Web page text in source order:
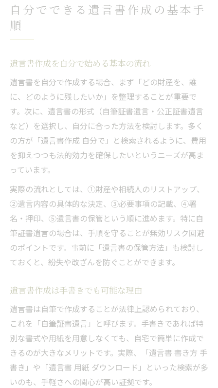
遺言書の簡単な書き方と基本構成
遺言書用紙の選び方とダウンロード方法
全財産記載時の遺言書の例文と実践法
無効リスクを避ける自筆遺言書のコツ
遺言書作成で無効を防ぐための基本対策
遺言書作成時の署名・日付・押印の必須条
件
遺言書作成で避けたい典型的なミス事例
法務局を活用した遺言書保管の安心策
遺言書の保管方法に法務局を選ぶ理由
法務局で遺言書を保管する手続きの流れ
遺言書作成後の紛失・改ざんリスクの回避
自筆遺言書の保管場所と選択肢の比較
遺言書を安全に残すための保管ポイント
全財産を明確に分ける遺言書作成の実践例
遺言書で全財産を分配する書き方の実例
家族間トラブルを防ぐ遺言書作成の工夫
自筆で財産目録を添付した遺言書の実践法
自分でできる遺言書作成の基本手
順
遺言書作成を自分で始める基本の流れ
遺言書を自分で作成する場合、まず「どの財産を、誰
に、どのように残したいか」を整理することが重要で
す。次に、遺言書の形式（自筆証書遺言・公正証書遺言
など）を選択し、自分に合った方法を検討します。多く
の方が「遺言書作成 自分で」と検索されるように、費用
を抑えつつも法的効力を確保したいというニーズが高ま
っています。
実際の流れとしては、①財産や相続人のリストアップ、
②遺言内容の具体的な決定、③必要事項の記載、④署
名・押印、⑤遺言書の保管という順に進めます。特に自
筆証書遺言の場合は、手順を守ることが無効リスク回避
のポイントです。事前に「遺言書の保管方法」も検討し
ておくと、紛失や改ざんを防ぐことができます。
遺言書作成は手書きでも可能な理由
遺言書は自筆で作成することが法律上認められており、
これを「自筆証書遺言」と呼びます。手書きであれば特
別な書式や用紙を用意しなくても、自宅で簡単に作成で
きるのが大きなメリットです。実際、「遺言書 書き方 手
書き」や「遺言書 用紙 ダウンロード」といった検索が多
いのも、手軽さへの関心が高い証拠です。